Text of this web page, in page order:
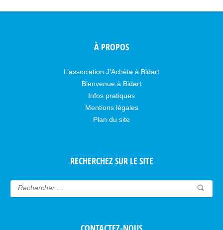
À PROPOS
L’association J’Achète à Bidart
Bienvenue à Bidart
Infos pratiques
Mentions légales
Plan du site
RECHERCHEZ SUR LE SITE